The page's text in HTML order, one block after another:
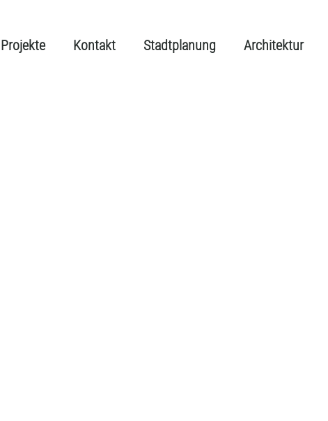
Projekte Kontakt Stadtplanung Architektur